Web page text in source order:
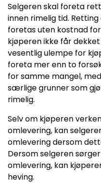
Selgeren skal foreta
innen rimelig tid.
foretas uten kostnad
kjøperen ikke får
vesentlig ulempe for
foreta mer enn to
for samme mangel,
særlige grunner som
rimelig.
Selv om kjøperen
omlevering, kan
omlevering dersom
Dersom selgeren
omlevering, kan
heving.